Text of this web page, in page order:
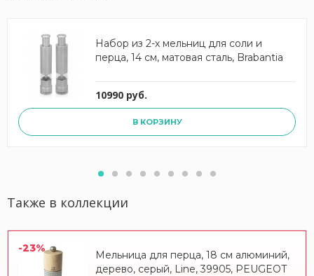
Набор из 2-х мельниц для соли и
перца, 14 см, матовая сталь, Brabantia
10990 руб.
В КОРЗИНУ
Также в коллекции
-23%
Мельница для перца, 18 см алюминий,
дерево, серый, Line, 39905, PEUGEOT